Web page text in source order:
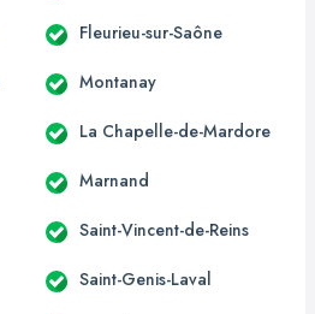
Fleurieu-sur-Saône
Montanay
La Chapelle-de-Mardore
Marnand
Saint-Vincent-de-Reins
Saint-Genis-Laval